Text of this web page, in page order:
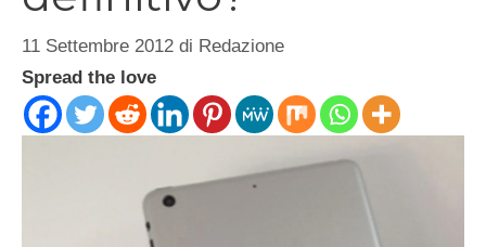
11 Settembre 2012 di Redazione
Spread the love